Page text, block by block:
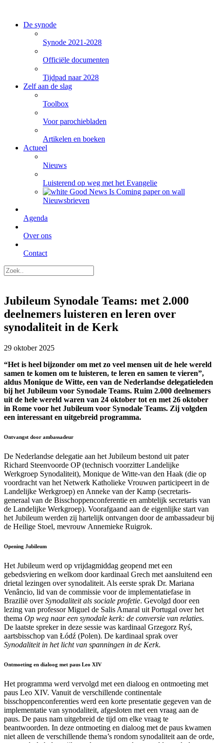
De synode
Synode 2021-2028
Officiële documenten
Tijdpad naar 2028
Zelf aan de slag
Toolbox
Voor parochiebladen
Artikelen en boeken
Actueel
Nieuws
Luisterend op weg met het Evangelie
Nieuwsbrieven
Agenda
Over ons
Contact
Jubileum Synodale Teams: met 2.000
deelnemers luisteren en leren over
synodaliteit in de Kerk
29 oktober 2025
“Het is heel bijzonder om met zo veel mensen uit de hele wereld
samen te komen om te luisteren, te leren en samen te vieren”,
aldus Monique de Witte, een van de Nederlandse delegatieleden
bij het Jubileum voor Synodale Teams. Ruim 2.000 deelnemers
uit de hele wereld waren van 24 oktober tot en met 26 oktober
in Rome voor het Jubileum voor Synodale Teams. Zij volgden
een interessant en uitgebreid programma.
Ontvangst door ambassadeur
De Nederlandse delegatie aan het Jubileum bestond uit pater
Richard Steenvoorde OP (technisch voorzitter Landelijke
Werkgroep Synodaliteit), Monique de Witte-van den Haak (die op
voordracht van het Netwerk Katholieke Vrouwen participeert in de
Landelijke Werkgroep) en Anneke van der Kamp (secretaris-
generaal van de Bisschoppenconferentie en ambtelijk secretaris van
de Landelijke Werkgroep). Voorafgaand aan de eigenlijke start van
het Jubileum werden zij hartelijk ontvangen door de ambassadeur bij
de Heilige Stoel, mevrouw Annemieke Ruigrok.
Opening Jubileum
Het Jubileum werd op vrijdagmiddag geopend met een
gebedsviering en welkom door kardinaal Grech met aansluitend een
drietal lezingen over synodaliteit. Als eerste sprak Dr. Mariana
Venâncio, lid van de commissie voor de implementatiefase in
Brazilië overSynodaliteit als sociale profetie. Gevolgd door een
lezing van professor Miguel de Salis Amaral uit Portugal over het
thema Op weg naar een synodale kerk: de conversie van relaties.
De laatste spreker in deze sessie was kardinaal Grzegorz Ryś,
aartsbisschop van Łódź (Polen). De kardinaal sprak over
Synodaliteit in het licht van spanningen in de Kerk.
Ontmoeting en dialoog met paus Leo XIV
Het programma werd vervolgd met een dialoog en ontmoeting met
paus Leo XIV. Vanuit de verschillende continentale
bisschoppenconferenties werd een korte presentatie gegeven van de
implementatie van synodaliteit, afgesloten met een vraag aan de
paus. De paus nam uitgebreid de tijd om elke vraag te
beantwoorden. In deze ontmoeting en dialoog met de paus kwamen
niet alleen de verschillende thema’s rondom synodaliteit aan de orde,